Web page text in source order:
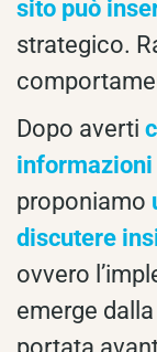
sito può
strategico.
Dopo averti
informazioni
proponiamo
discutere
ovvero
emerge